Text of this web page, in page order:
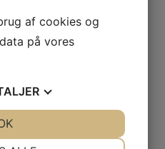
Springere
LSB
LD
af cookies og
på vores